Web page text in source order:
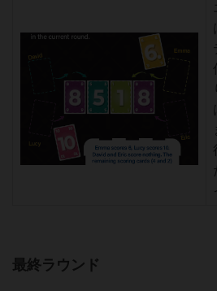
最終ラウンド